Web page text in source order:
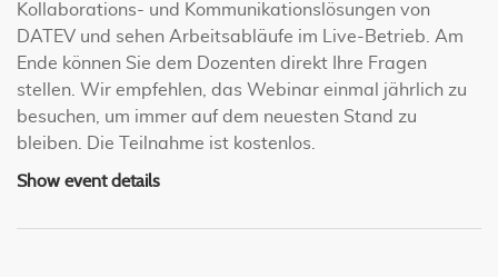
Kollaborations- und Kommunikationslösungen von
DATEV und sehen Arbeitsabläufe im Live-Betrieb. Am
Ende können Sie dem Dozenten direkt Ihre Fragen
stellen. Wir empfehlen, das Webinar einmal jährlich zu
besuchen, um immer auf dem neuesten Stand zu
bleiben. Die Teilnahme ist kostenlos.
Show event details